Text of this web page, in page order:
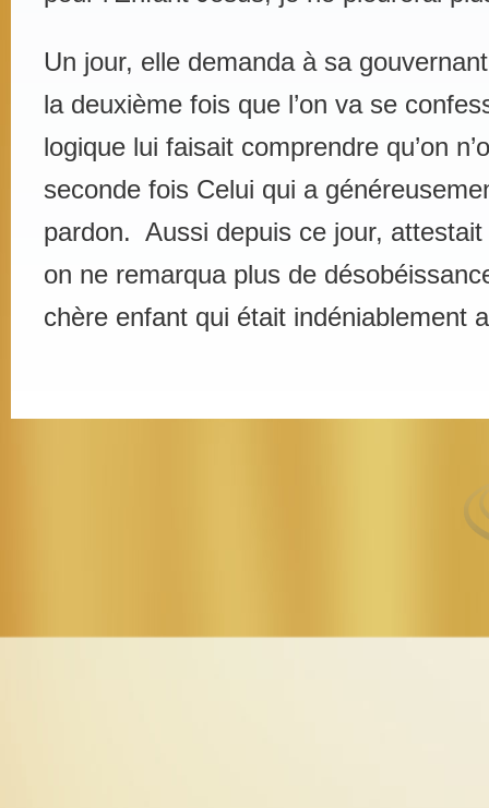
Un jour, elle demanda à sa
la deuxième fois que l’on va se
logique lui faisait comprendre qu’on
seconde fois Celui qui a
pardon. Aussi depuis ce jour,
on ne remarqua plus de
chère enfant qui était indéniablement